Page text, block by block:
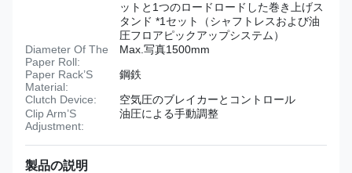
ットと1つのロードロードした巻き上げス
タンド *1セット（シャフトレスおよび油
圧フロアピックアップシステム）
Diameter Of The
Paper Roll:
Max.写真1500mm
Paper Rack’S
Material:
鋼鉄
Clutch Device:
空気圧のブレイカーとコントロール
Clip Arm’S
Adjustment:
油圧による手動調整
製品の説明